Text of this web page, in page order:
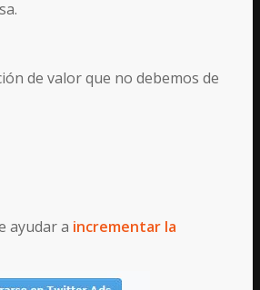
de valor que no debemos de
ayudar a incrementar la